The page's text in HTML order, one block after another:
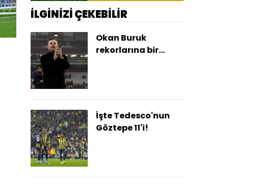
İLGİNİZİ ÇEKEBİLİR
Okan Buruk
rekorlarına bir
İşte Tedesco'nun
Göztepe 11'i!